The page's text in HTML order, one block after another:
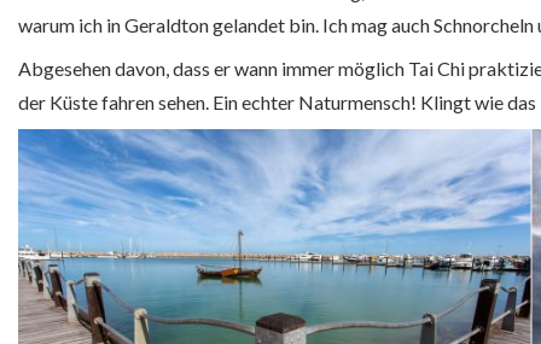
warum ich in Geraldton gelandet bin. Ich mag auch Schnorcheln
Abgesehen davon, dass er wann immer möglich Tai Chi
der Küste fahren sehen. Ein echter Naturmensch! Klingt wie